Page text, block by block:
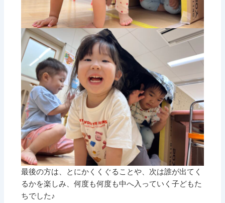
最後の方は、とにかくくぐることや、次は誰が出てく
るかを楽しみ、何度も何度も中へ入っていく子どもた
ちでした♪